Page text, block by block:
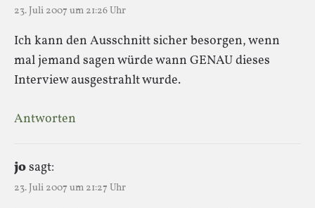
23. Juli 2007 um 21:26 Uhr
Ich kann den Ausschnitt sicher besorgen, wenn
mal jemand sagen würde wann GENAU dieses
Interview ausgestrahlt wurde.
Antworten
josagt:
23. Juli 2007 um 21:27 Uhr